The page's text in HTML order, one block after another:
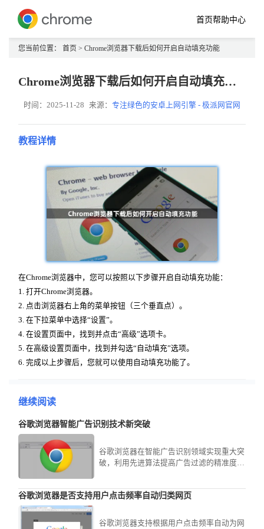
首页帮助中心
您当前位置： 首页 > Chrome浏览器下载后如何开启自动填充功能
Chrome浏览器下载后如何开启自动填充功能
时间：2025-11-28 来源：专注绿色的安卓上网引擎 - 极派网官网
教程详情
在Chrome浏览器中，您可以按照以下步骤开启自动填充功能：
1. 打开Chrome浏览器。
2. 点击浏览器右上角的菜单按钮（三个垂直点）。
3. 在下拉菜单中选择“设置”。
4. 在设置页面中，找到并点击“高级”选项卡。
5. 在高级设置页面中，找到并勾选“自动填充”选项。
6. 完成以上步骤后，您就可以使用自动填充功能了。
继续阅读
谷歌浏览器智能广告识别技术新突破
谷歌浏览器在智能广告识别领域实现重大突
破，利用先进算法提高广告过滤的精准度和
主利益，达到用户和市场的双赢局面。
谷歌浏览器是否支持用户点击频率自动归类网页
谷歌浏览器支持根据用户点击频率自动为网